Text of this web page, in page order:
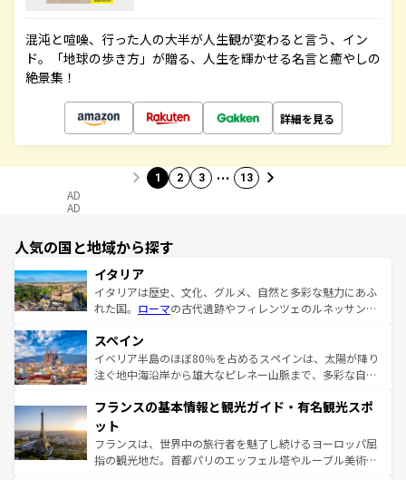
混沌と喧噪、行った人の大半が人生観が変わると言う、イン
ド。「地球の歩き方」が贈る、人生を輝かせる名言と癒やしの
絶景集！
詳細を見る
1 2 3 … 13
AD
AD
人気の国と地域から探す
イタリア
イタリアは歴史、文化、グルメ、自然と多彩な魅力にあふ
れた国。 ローマの古代遺跡やフィレンツェのルネッサンス
ろん、トスカーナの美しい田園風景やアマルフィ海岸の絶
景など、自然景観も見逃せない。観光の合間には、本場の
ピザやパスタなど、絶品のイタリア料理を堪能することも
ませてくれるイタリアで、忘れられない旅をしてみよう！
なお、新着のイタリア情報は
しい。
スペイン
イベリア半島のほぼ80％を占めるスペインは、太陽が降り
注ぐ地中海沿岸から雄大なピレネー山脈まで、多彩な自然
文化が根付くこの国では、情熱的なフラメンコ、熱気あふ
れる闘牛、そして美味しいタパスが生活の一部となってい
る。首都マドリードの洗練された雰囲気や、バルセロナの
アートに溢れた街角から、地方では古代ローマ遺跡や中世
フランスの基本情報と観光ガイド・有名観光スポ
ット
フランスは、世界中の旅行者を魅了し続けるヨーロッパ屈
指の観光地だ。首都パリのエッフェル塔やルーブル美術館